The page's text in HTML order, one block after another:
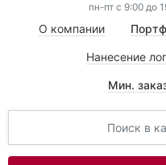
пн-пт с 9:00 до
О компании
Нанесение
Мин.